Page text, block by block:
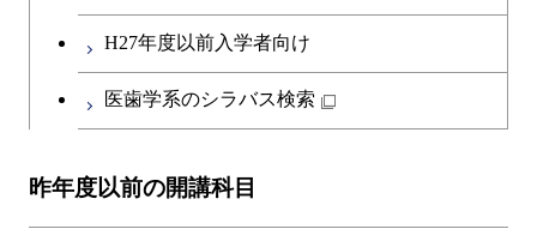
H27年度以前入学者向け
医歯学系のシラバス検索
昨年度以前の開講科目